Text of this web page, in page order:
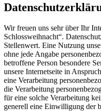
Wir freuen uns sehr über Ihr
Schlossweihnacht“.
Stellenwert. Eine Nutzung
ohne jede Angabe
betroffene Person besondere
unsere Internetseite in
eine Verarbeitung
die Verarbeitung
für eine solche Verarbeitung
generell eine Einwilligung der